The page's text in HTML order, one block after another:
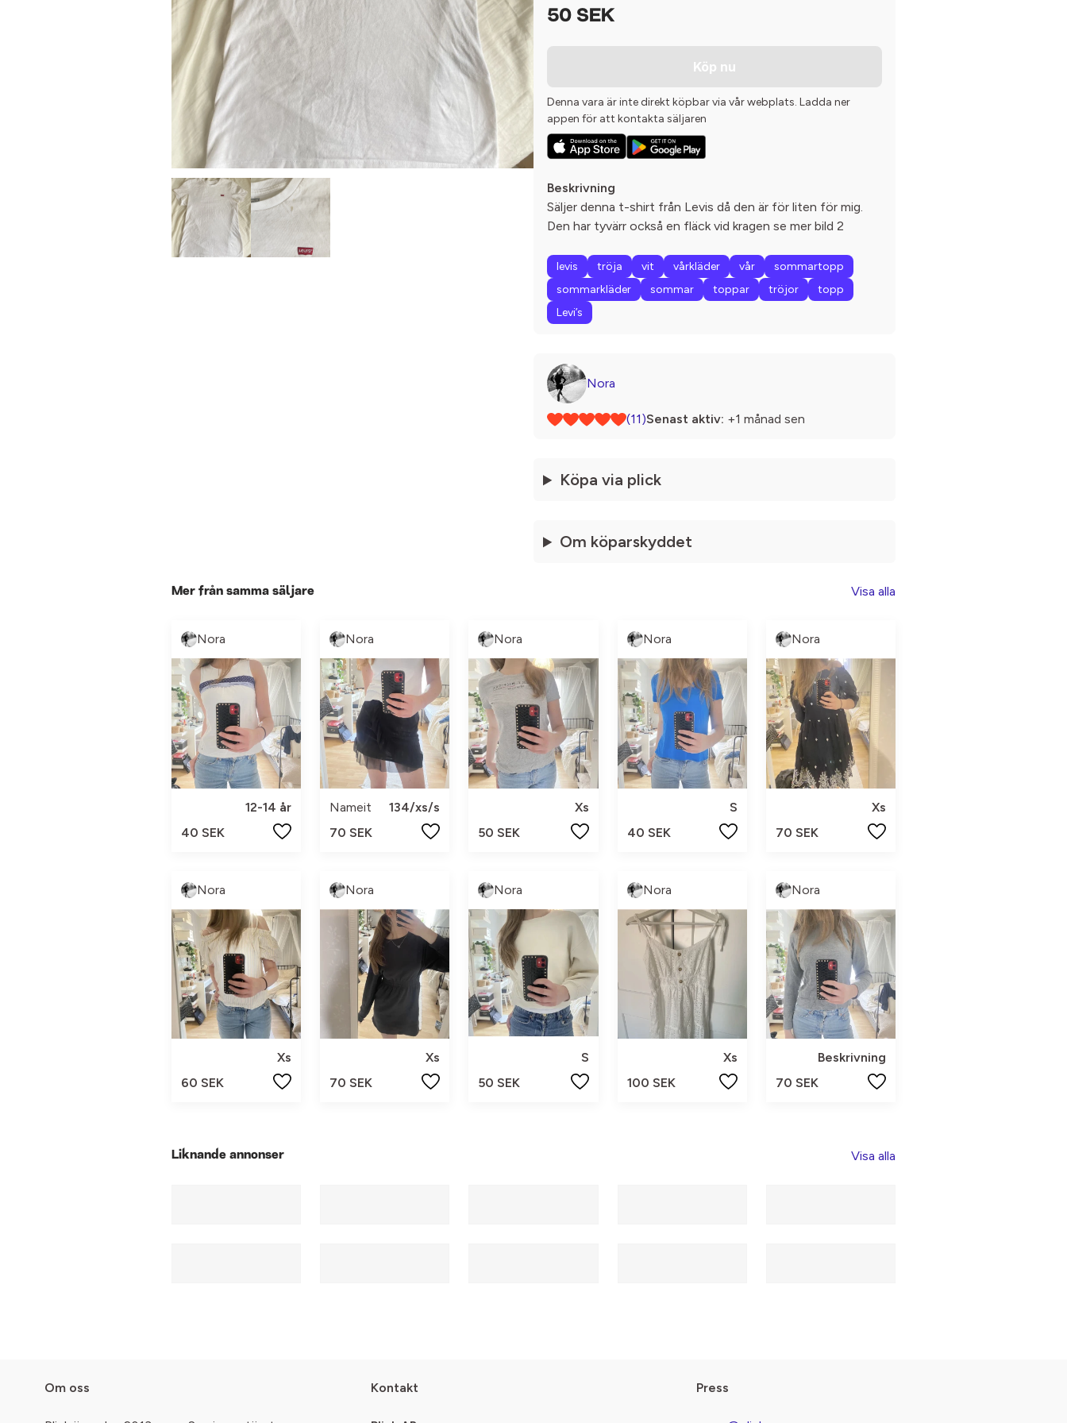
50 SEK
Köp nu
Denna vara är inte direkt köpbar via vår webplats. Ladda ner
appen för att kontakta säljaren
Beskrivning
Säljer denna t-shirt från Levis då den är för liten för mig.
Den har tyvärr också en fläck vid kragen se mer bild 2
levis tröja vit vårkläder vår
sommartopp
sommarkläder
sommar toppar tröjor
topp
Levi’s
Nora
(11)Senast aktiv: +1 månad sen
Köpa via plick
Om köparskyddet
Mer från samma säljare Visa alla
Nora
12-14 år
40 SEK
Nora
Nameit
134/xs/s
70 SEK
Nora
Xs
50 SEK
Nora
S
40 SEK
Nora
Xs
70 SEK
Nora
Xs
60 SEK
Nora
Xs
70 SEK
Nora
S
50 SEK
Nora
Xs
100 SEK
Nora
Beskrivning
70 SEK
Liknande annonser Visa alla
Om oss Kontakt Press